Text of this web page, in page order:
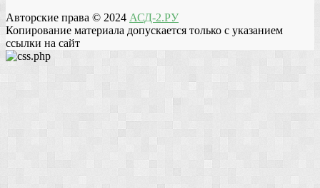
Авторские права © 2024 АСД-2.РУ
Копирование материала допускается только с указанием
ссылки на сайт